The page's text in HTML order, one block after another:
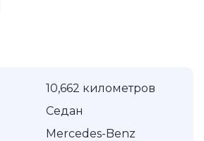
10,662 километров
Седан
Mercedes-Benz